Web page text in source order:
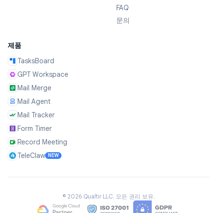
FAQ
문의
제품
TasksBoard
GPT Workspace
Mail Merge
Mail Agent
Mail Tracker
Form Timer
Record Meeting
TeleClaw NEW
© 2026Qualtir LLC. 모든 권리 보유.